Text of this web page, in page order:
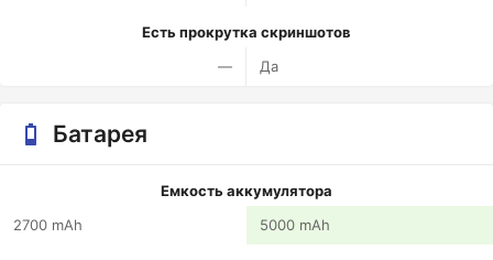
Есть прокрутка скриншотов
—
Да
Батарея
Емкость аккумулятора
2700 mAh
5000 mAh